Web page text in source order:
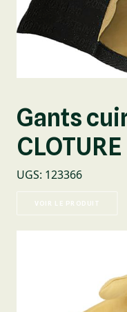
Gants
CLOTURE
UGS: 123366
VOIR LE PRODUIT